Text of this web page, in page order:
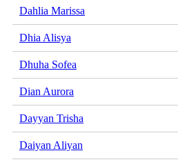
Dahlia Marissa
Dhia Alisya
Dhuha Sofea
Dian Aurora
Dayyan Trisha
Daiyan Aliyan